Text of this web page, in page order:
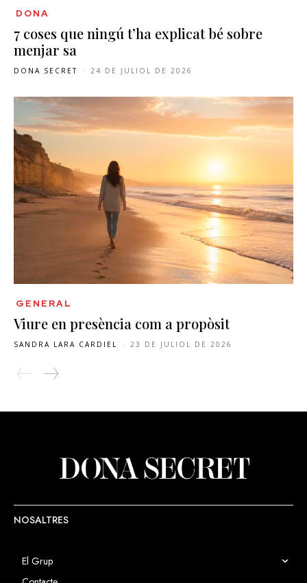
DONA
7 coses que ningú t’ha explicat bé sobre
menjar sa
DONA SECRET - 24 DE JULIOL DE 2026
GENERAL
Viure en presència com a propòsit
SANDRA LARA CARDIEL - 23 DE JULIOL DE 2026
NOSALTRES
El Grup